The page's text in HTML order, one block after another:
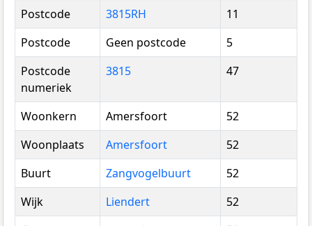
Postcode
3815RH
11
Postcode
Geen postcode
5
Postcode
numeriek
3815 47
Woonkern Amersfoort
52
Woonplaats
Amersfoort
52
Buurt
Zangvogelbuurt
52
Wijk
Liendert
52